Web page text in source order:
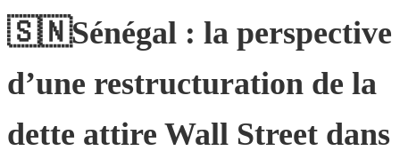
🇸🇳Sénégal : la perspective
d’une restructuration de la
dette attire Wall Street dans